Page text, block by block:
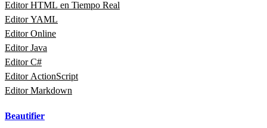
Editor HTML en Tiempo Real
Editor YAML
Editor Online
Editor Java
Editor C#
Editor ActionScript
Editor Markdown
Beautifier